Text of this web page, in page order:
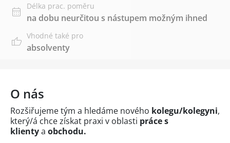
Délka prac. poměru
na dobu neurčitou s nástupem možným ihned
Vhodné také pro
absolventy
O nás
Rozšiřujeme tým a hledáme nového kolegu/kolegyni,
který/á chce získat praxi v oblasti práce s
klientya obchodu.